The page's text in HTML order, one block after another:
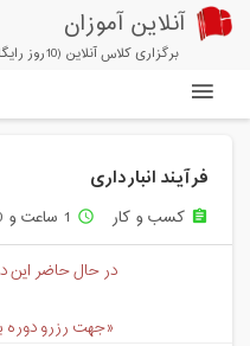
آنلاین آموزان
برگزاری کلاس آنلاین (10روز رایگان)
خرید
فرآیند انبارداری
assignment کسب و کار access_time 1 ساعت و 0 دقیقه
در حال حاضر این
«جهت رزرو دوره